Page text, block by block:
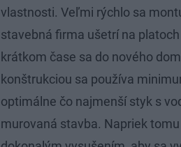
vlastnosti. Veľmi rýchlo sa
stavebná firma ušetrí na
krátkom čase sa do nového
konštrukciou sa používa
optimálne čo najmenší styk s
murovaná stavba. Napriek